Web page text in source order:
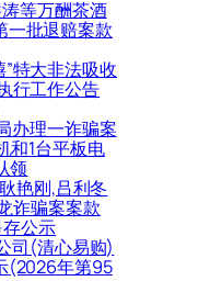
等万酬茶酒
一批退赔案款
”特大非法吸收
行工作公告
办理一诈骗案
和1台平板电
领
艳刚,吕利冬
诈骗案案款
公示
司(清心易购)
(2026年第95